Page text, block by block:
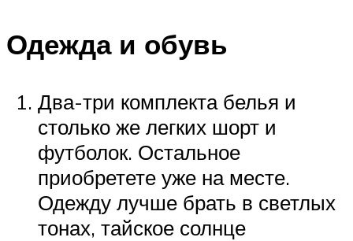
Одежда и обувь
Два-три комплекта белья и
столько же легких шорт и
футболок. Остальное
приобретете уже на месте.
Одежду лучше брать в светлых
тонах, тайское солнце